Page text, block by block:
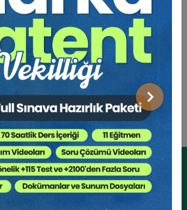
Sonraki
Üyelikler İçin